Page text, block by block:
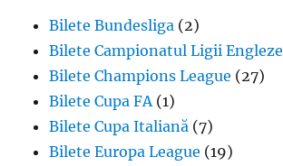
Bilete Bundesliga (2)
Bilete Campionatul Ligii Engleze
Bilete Champions League (27)
Bilete Cupa FA(1)
Bilete Cupa Italiană (7)
Bilete Europa League (19)